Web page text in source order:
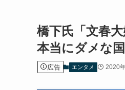
橋下氏「文春
本当にダメな
広告 エンタメ 2020